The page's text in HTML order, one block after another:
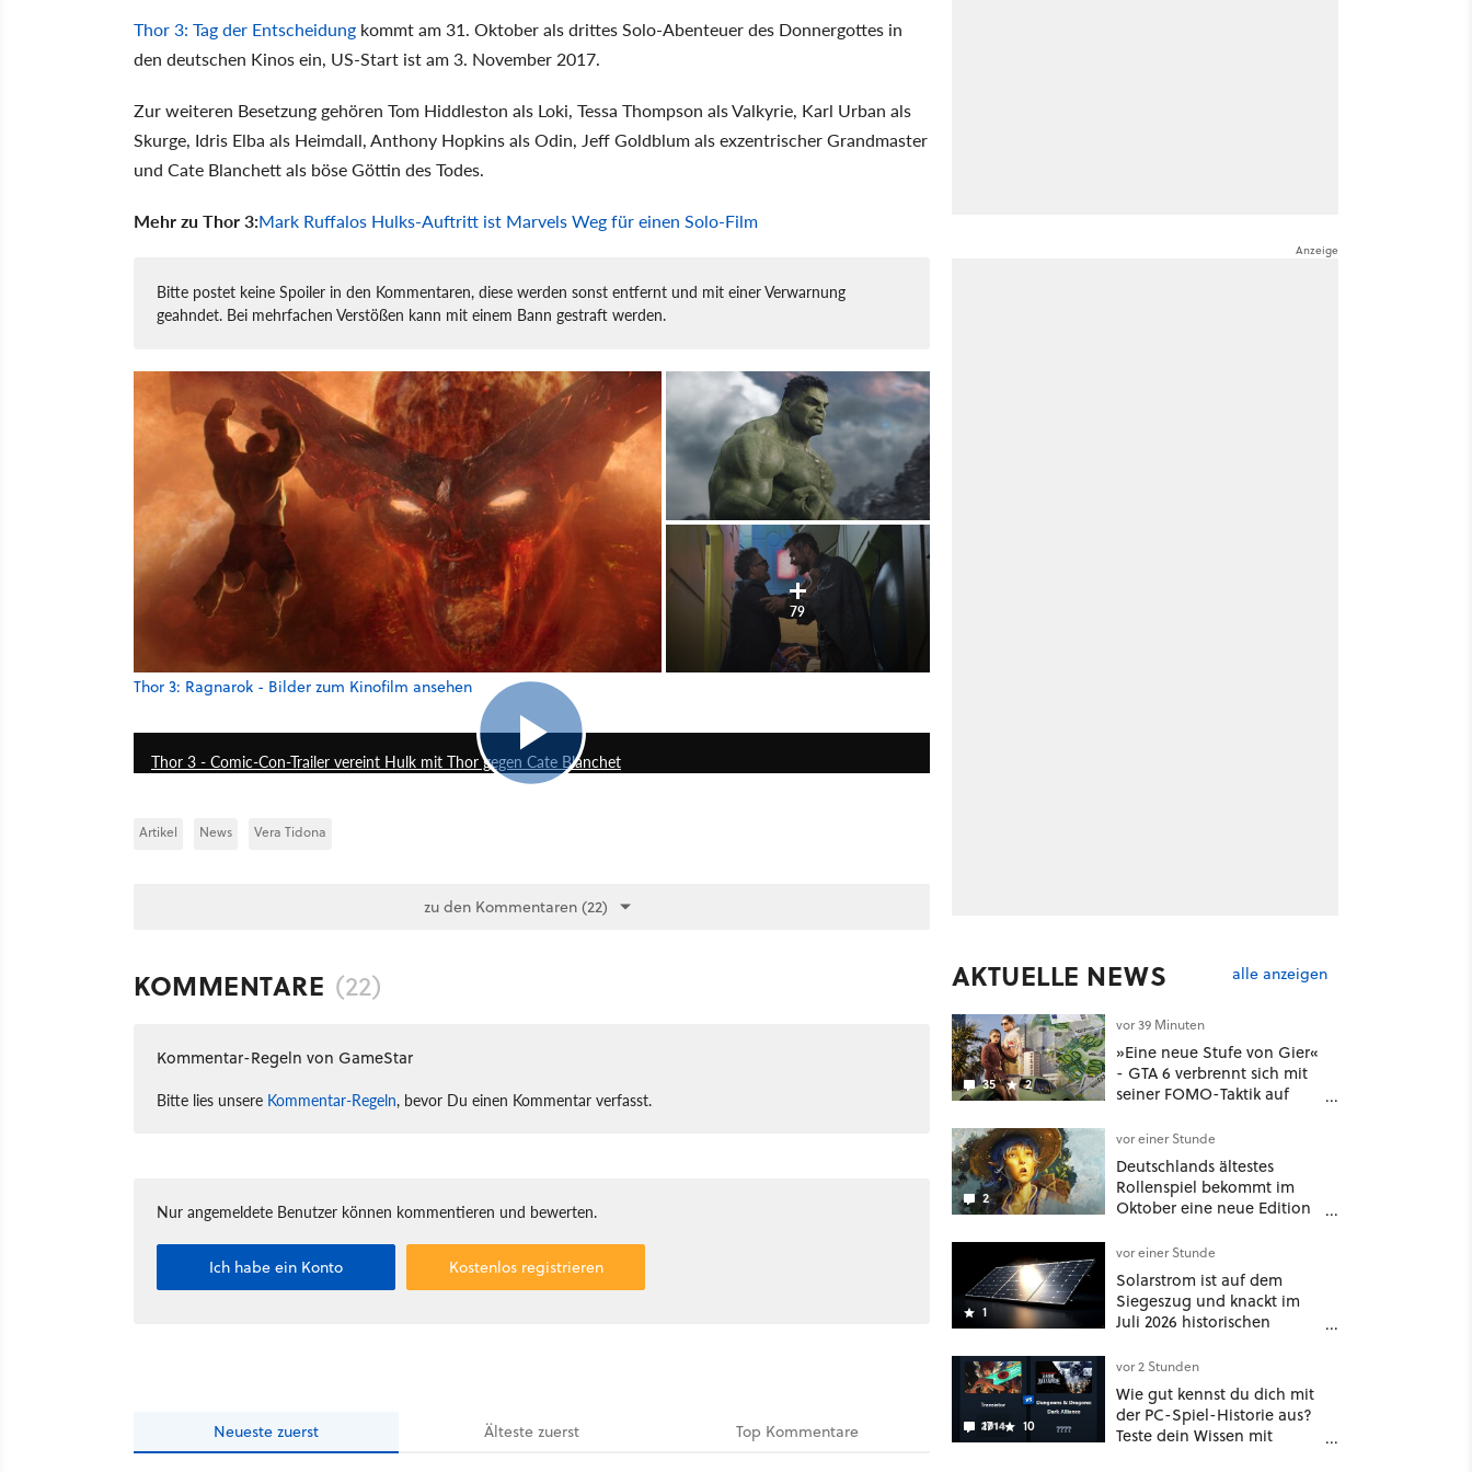
Thor 3: Tag der Entscheidung kommt am 31. Oktober als drittes Solo-Abenteuer des Donnergottes in
den deutschen Kinos ein, US-Start ist am 3. November 2017.
Zur weiteren Besetzung gehören Tom Hiddleston als Loki, Tessa Thompson als Valkyrie, Karl Urban als
Skurge, Idris Elba als Heimdall, Anthony Hopkins als Odin, Jeff Goldblum als exzentrischer Grandmaster
und Cate Blanchett als böse Göttin des Todes.
Mehr zu Thor 3:Mark Ruffalos Hulks-Auftritt ist Marvels Weg für einen Solo-Film
Bitte postet keine Spoiler in den Kommentaren, diese werden sonst entfernt und mit einer Verwarnung
geahndet. Bei mehrfachen Verstößen kann mit einem Bann gestraft werden.
79
Thor 3: Ragnarok - Bilder zum Kinofilm ansehen
Thor 3 - Comic-Con-Trailer vereint Hulk mit Thor gegen Cate Blanchet
Artikel News Vera Tidona
zu den Kommentaren (22)
KOMMENTARE (22)
Kommentar-Regeln von GameStar
Bitte lies unsere Kommentar-Regeln, bevor Du einen Kommentar verfasst.
Nur angemeldete Benutzer können kommentieren und bewerten.
Ich habe ein Konto Kostenlos registrieren
Neueste zuerst Ältestezuerst Top Kommentare
AKTUELLE NEWS alle anzeigen
35 2
vor 39 Minuten
»Eine neue Stufe von Gier«
- GTA 6 verbrennt sich mit
seiner FOMO-Taktik auf
2
vor einer Stunde
Deutschlands ältestes
Rollenspiel bekommt im
Oktober eine neue Edition
1
vor einer Stunde
Solarstrom ist auf dem
Siegeszug und knackt im
Juli 2026 historischen
Erfolg bleibt unsichtbar
17 10
vor 2 Stunden
Wie gut kennst du dich mit
der PC-Spiel-Historie aus?
Teste dein Wissen mit